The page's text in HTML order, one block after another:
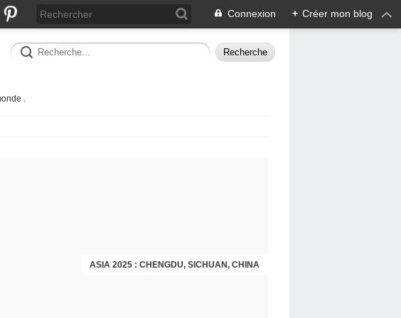
Connexion + Créer mon blog
.
ASIA 2025 : CHENGDU, SICHUAN, CHINA
CHENGDU 2025